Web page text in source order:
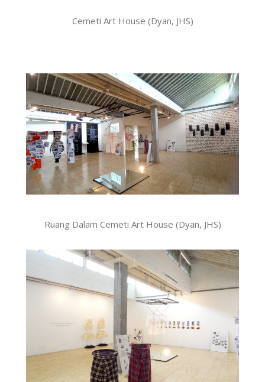
Cemeti Art House (Dyan, JHS)
Ruang Dalam Cemeti Art House (Dyan, JHS)